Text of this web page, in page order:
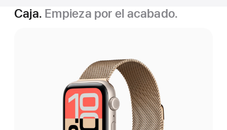
página
mensuales
Caja. Empieza por el acabado.